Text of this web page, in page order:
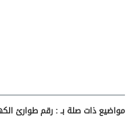
مواضيع ذات صلة بـ : رقم طوارئ